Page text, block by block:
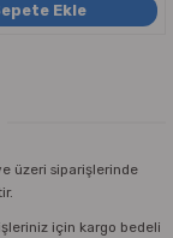
Ekle
üzeri siparişlerinde
için kargo bedeli